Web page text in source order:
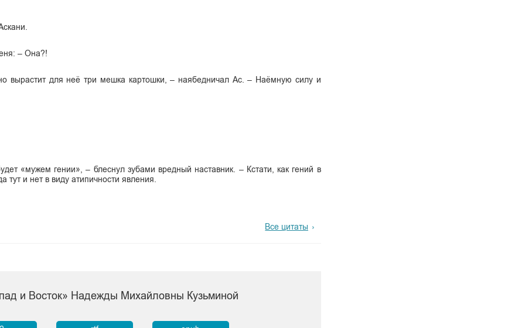
– Она?!
вырастит для неё три мешка картошки, – наябедничал Ас. – Наёмную силу и
«мужем гении», – блеснул зубами вредный наставник. – Кстати, как гений в
и нет в виду атипичности явления.
Все цитаты
и Восток» Надежды Михайловны Кузьминой